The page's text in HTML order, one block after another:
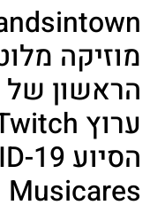
מוזיקה
הראשון של
Musicares